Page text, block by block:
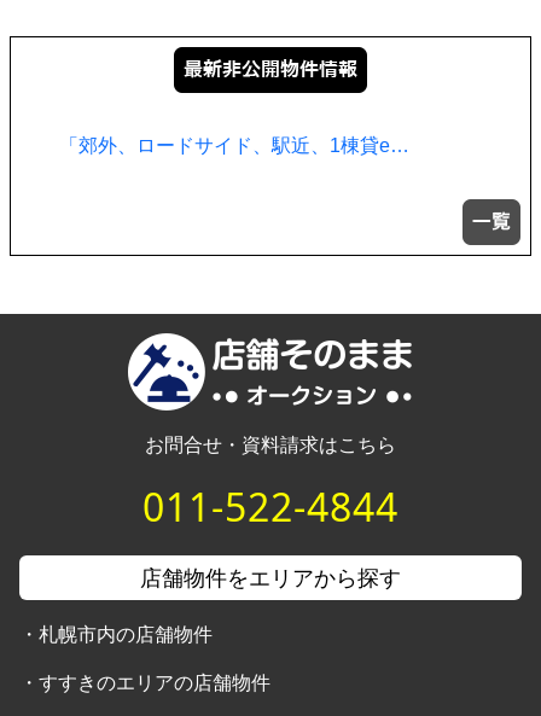
「郊外、ロードサイド、駅近、1棟貸e…
お問合せ・資料請求はこちら
011-522-4844
店舗物件をエリアから探す
・ 札幌市内の店舗物件
・ すすきのエリアの店舗物件